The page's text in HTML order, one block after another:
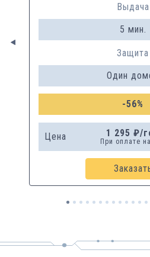
Выдача
5 мин.
Защита
Один
-56%
Цена 1 295 ₽/
При оплате на